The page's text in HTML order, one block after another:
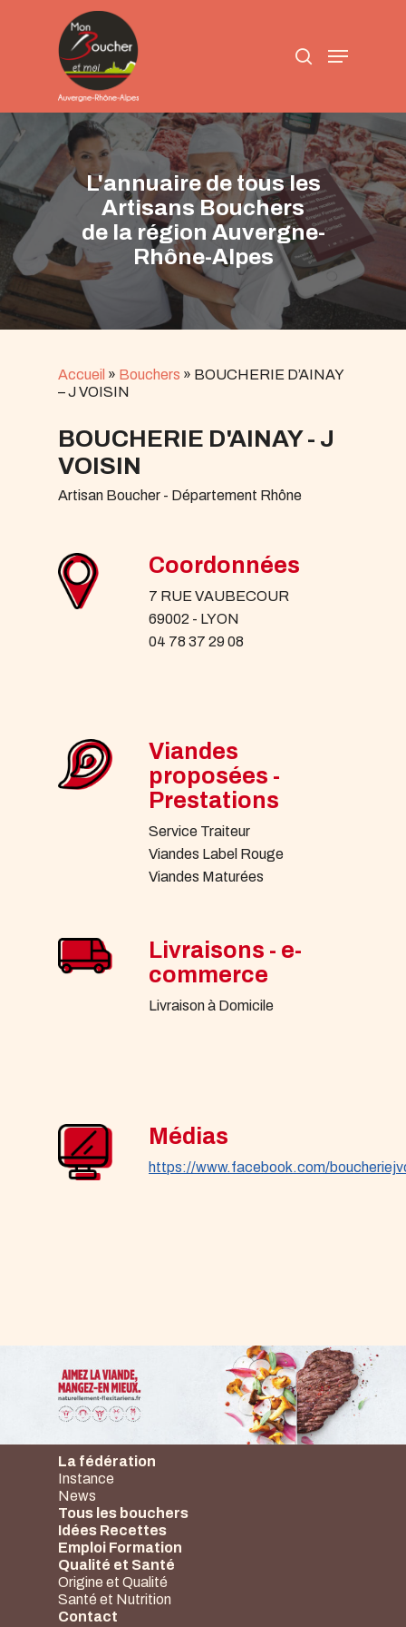
Menu
L'annuaire de tous les
Artisans Bouchers
de la région Auvergne-
Rhône-Alpes
Accueil » Bouchers » BOUCHERIE D’AINAY
– J VOISIN
BOUCHERIE D'AINAY - J
VOISIN
Artisan Boucher - Département Rhône
Coordonnées
7 RUE VAUBECOUR
69002 - LYON
04 78 37 29 08
Viandes
proposées -
Prestations
Service Traiteur
Viandes Label Rouge
Viandes Maturées
Livraisons - e-
commerce
Livraison à Domicile
Médias
https://www.facebook.com/
La fédération
Instance
News
Tous les bouchers
Idées Recettes
Emploi Formation
Qualité et Santé
Origine et Qualité
Santé et Nutrition
Contact